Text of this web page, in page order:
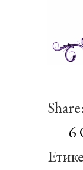
6